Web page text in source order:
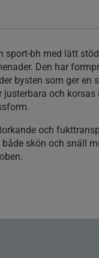
sport-bh med lätt
Den har
bysten som ger en
justerbara och
och
skön och snäll